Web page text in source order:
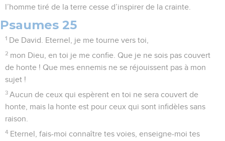
l’homme tiré de la terre cesse d’inspirer de la crainte.
Psaumes 25
1 De David. Eternel, je me tourne vers toi,
2 mon Dieu, en toi je me confie. Que je ne sois pas couvert
de honte ! Que mes ennemis ne se réjouissent pas à mon
sujet !
3 Aucun de ceux qui espèrent en toi ne sera couvert de
honte, mais la honte est pour ceux qui sont infidèles sans
raison.
4 Eternel, fais-moi connaître tes voies, enseigne-moi tes